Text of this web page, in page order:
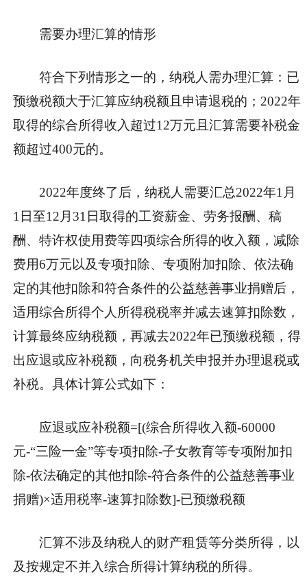
需要办理汇算的情形
符合下列情形之一的，纳税人需办理汇算：已
预缴税额大于汇算应纳税额且申请退税的；2022年
取得的综合所得收入超过12万元且汇算需要补税金
额超过400元的。
2022年度终了后，纳税人需要汇总2022年1月
1日至12月31日取得的工资薪金、劳务报酬、稿
酬、特许权使用费等四项综合所得的收入额，减除
费用6万元以及专项扣除、专项附加扣除、依法确
定的其他扣除和符合条件的公益慈善事业捐赠后，
适用综合所得个人所得税税率并减去速算扣除数，
计算最终应纳税额，再减去2022年已预缴税额，得
出应退或应补税额，向税务机关申报并办理退税或
补税。具体计算公式如下：
应退或应补税额=[(综合所得收入额-60000
元-“三险一金”等专项扣除-子女教育等专项附加扣
除-依法确定的其他扣除-符合条件的公益慈善事业
捐赠)×适用税率-速算扣除数]-已预缴税额
汇算不涉及纳税人的财产租赁等分类所得，以
及按规定不并入综合所得计算纳税的所得。